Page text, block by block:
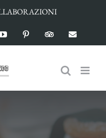
YouTube PinterestTripAdvisor
Email